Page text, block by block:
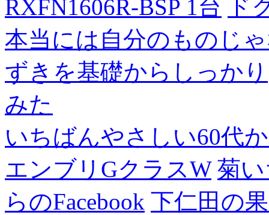
RXFN1606R-BSP 1台
ド
本当には自分のものじ
ずきを基礎からしっかり
みた
いちばんやさしい60代
エンブリGクラスW 菊
らのFacebook 下仁田の